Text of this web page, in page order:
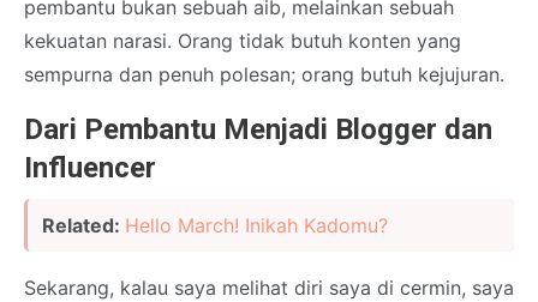
pembantu bukan sebuah aib, melainkan sebuah
kekuatan narasi. Orang tidak butuh konten yang
sempurna dan penuh polesan; orang butuh kejujuran.
Dari Pembantu Menjadi Blogger dan
Influencer
Related: Hello March! Inikah Kadomu?
Sekarang, kalau saya melihat diri saya di cermin, saya